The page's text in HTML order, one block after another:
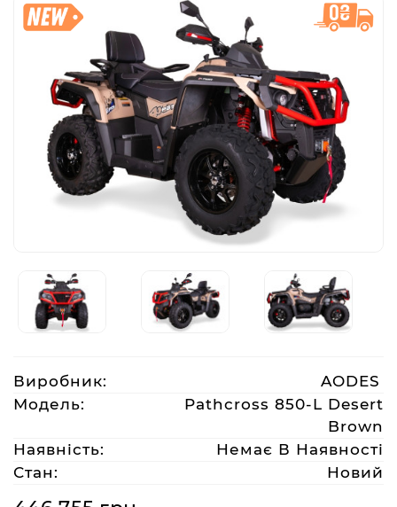
Мопеди
Електротранспорт
Екіпіювання
Запчастини
Аксесуари
Харків
(063)
212
artmoto.info@gmail.com
Виробник:
AODES
Модель:
Pathcross 850-L Desert
Brown
Наявність:
Немає В Наявності
Стан:
Новий